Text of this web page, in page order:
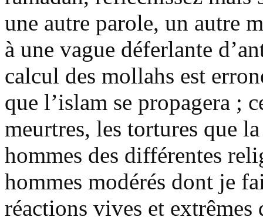
une autre parole, un autre
à une vague déferlante
calcul des mollahs est
que l’islam se propagera ;
meurtres, les tortures que
hommes des différentes
hommes modérés dont je
réactions vives et extrêmes